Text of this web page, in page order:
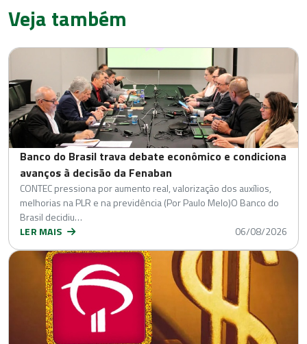
Veja também
Banco do Brasil trava debate econômico e condiciona
avanços à decisão da Fenaban
CONTEC pressiona por aumento real, valorização dos auxílios,
melhorias na PLR e na previdência (Por Paulo Melo)O Banco do
Brasil decidiu…
LER MAIS
06/08/2026